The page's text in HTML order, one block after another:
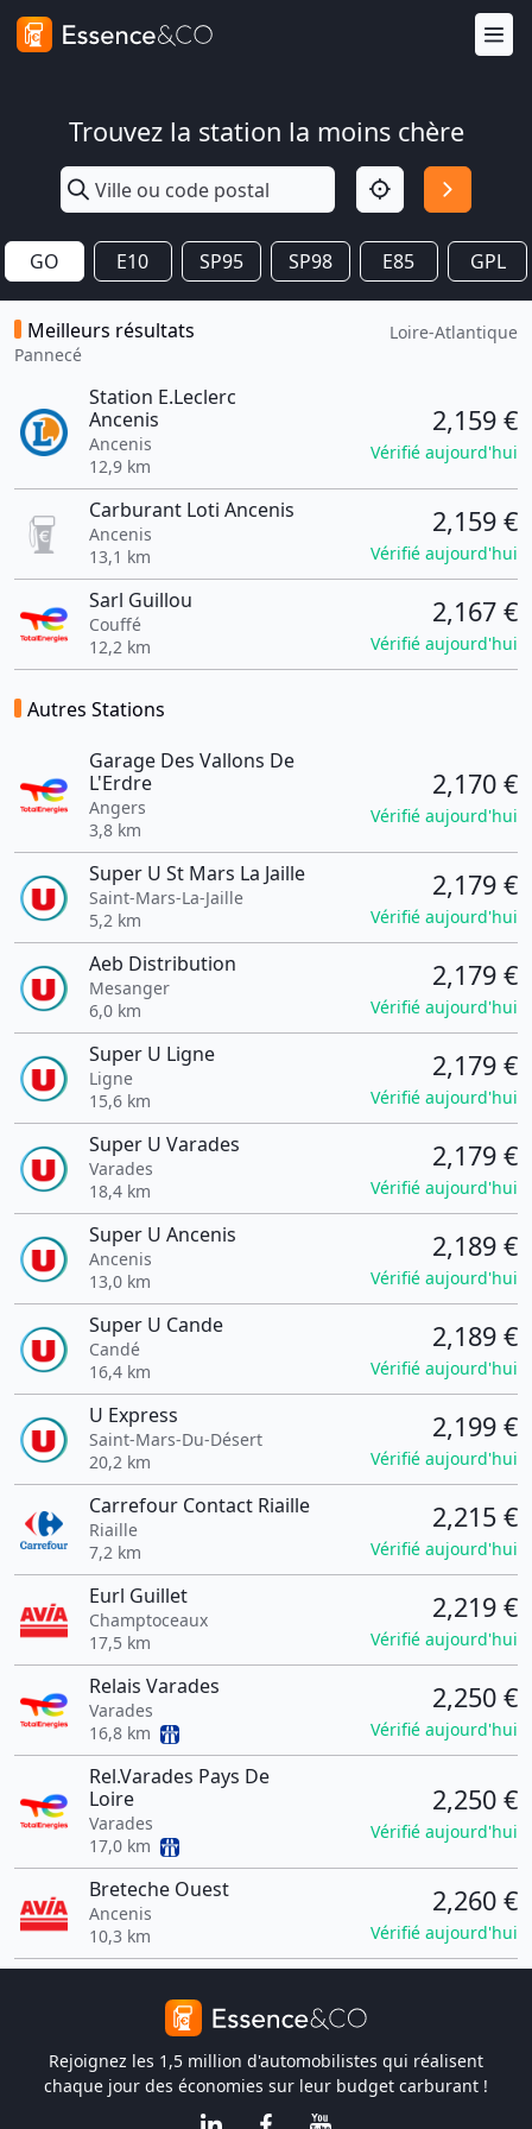
Trouvez la station la moins chère
GO E10 SP95 SP98 E85 GPL
Meilleurs résultats
Pannecé
Loire-Atlantique
Station E.Leclerc
Ancenis
Ancenis
12,9 km
2,159 €
Vérifié aujourd'hui
Carburant Loti Ancenis
Ancenis
13,1 km
2,159 €
Vérifié aujourd'hui
Sarl Guillou
Couffé
12,2 km
2,167 €
Vérifié aujourd'hui
Autres Stations
Garage Des Vallons De
L'Erdre
Angers
3,8 km
2,170 €
Vérifié aujourd'hui
Super U St Mars La Jaille
Saint-Mars-La-Jaille
5,2 km
2,179 €
Vérifié aujourd'hui
Aeb Distribution
Mesanger
6,0 km
2,179 €
Vérifié aujourd'hui
Super U Ligne
Ligne
15,6 km
2,179 €
Vérifié aujourd'hui
Super U Varades
Varades
18,4 km
2,179 €
Vérifié aujourd'hui
Super U Ancenis
Ancenis
13,0 km
2,189 €
Vérifié aujourd'hui
Super U Cande
Candé
16,4 km
2,189 €
Vérifié aujourd'hui
U Express
Saint-Mars-Du-Désert
20,2 km
2,199 €
Vérifié aujourd'hui
Carrefour Contact Riaille
Riaille
7,2 km
2,215 €
Vérifié aujourd'hui
Eurl Guillet
Champtoceaux
17,5 km
2,219 €
Vérifié aujourd'hui
Relais Varades
Varades
16,8 km
2,250 €
Vérifié aujourd'hui
Rel.Varades Pays De
Loire
Varades
17,0 km
2,250 €
Vérifié aujourd'hui
Breteche Ouest
Ancenis
10,3 km
2,260 €
Vérifié aujourd'hui
Rejoignez les 1,5 million d'automobilistes qui réalisent
chaque jour des économies sur leur budget carburant !